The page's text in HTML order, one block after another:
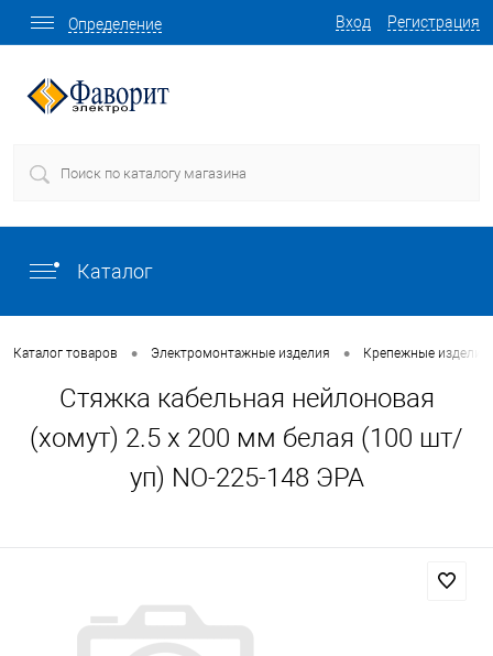
Вход Регистрация
Определение
Каталог
Каталог товаров • Электромонтажные изделия • Крепежные изделия
Стяжка кабельная нейлоновая
(хомут) 2.5 х 200 мм белая (100 шт/
уп) NO-225-148 ЭРА